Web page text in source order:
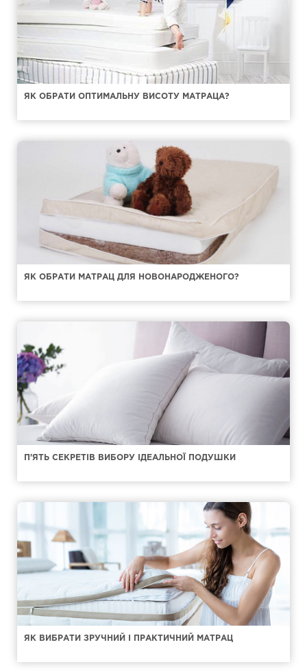
ЯК ОБРАТИ ОПТИМАЛЬНУ ВИСОТУ МАТРАЦА?
ЯК ОБРАТИ МАТРАЦ ДЛЯ НОВОНАРОДЖЕНОГО?
П'ЯТЬ СЕКРЕТІВ ВИБОРУ ІДЕАЛЬНОЇ ПОДУШКИ
ЯК ВИБРАТИ ЗРУЧНИЙ І ПРАКТИЧНИЙ МАТРАЦ